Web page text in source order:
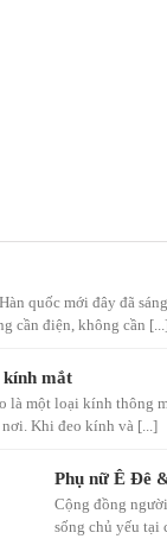
quốc mới đây đã
cần điện, không cần
mắt
là một loại kính thông
Khi đeo kính và [...]
Phụ nữ Ê Đê
Cộng đồng
sống chủ yếu